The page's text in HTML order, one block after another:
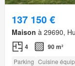
137 150 €
Maison à 29690,
4 90 m²
Parking Cuisine